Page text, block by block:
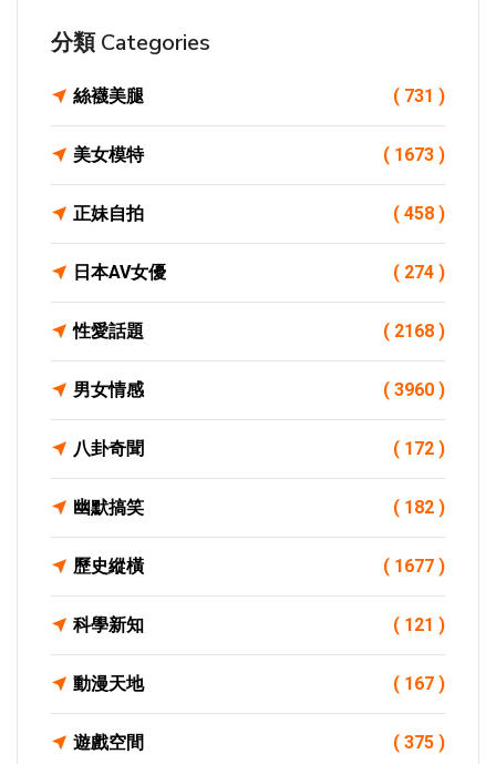
分類 Categories
絲襪美腿 ( 731 )
美女模特 ( 1673 )
正妹自拍 ( 458 )
日本AV女優 ( 274 )
性愛話題 ( 2168 )
男女情感 ( 3960 )
八卦奇聞 ( 172 )
幽默搞笑 ( 182 )
歷史縱橫 ( 1677 )
科學新知 ( 121 )
動漫天地 ( 167 )
遊戲空間 ( 375 )